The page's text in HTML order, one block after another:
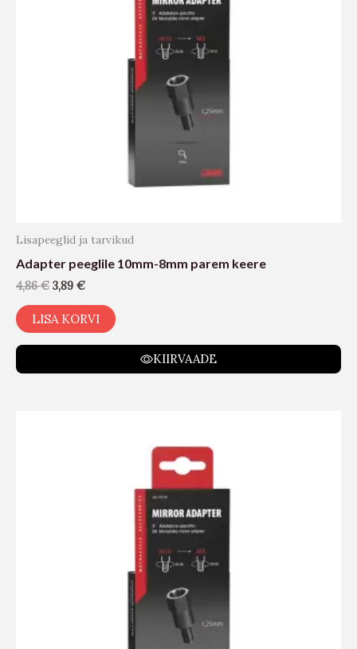
Lisapeeglid ja tarvikud
Adapter peeglile 10mm-8mm parem keere
4,86€ 3,89 €
LISA KORVI
KIIRVAADE